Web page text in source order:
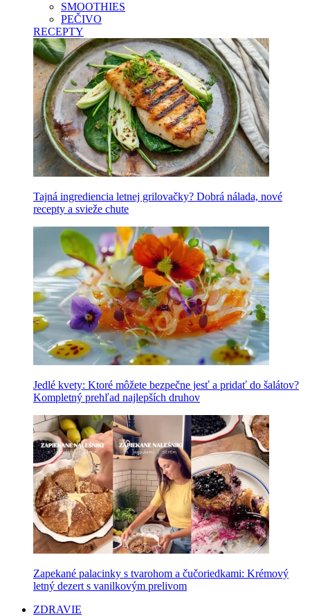
SMOOTHIES
PEČIVO
RECEPTY
Tajná ingrediencia letnej grilovačky? Dobrá nálada, nové
recepty a svieže chute
Jedlé kvety: Ktoré môžete bezpečne jesť a pridať do šalátov?
Kompletný prehľad najlepších druhov
Zapekané palacinky s tvarohom a čučoriedkami: Krémový
letný dezert s vanilkovým prelivom
ZDRAVIE